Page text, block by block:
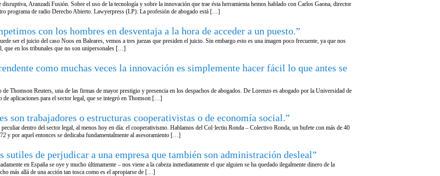
Aranzadi Fusión. Sobre el uso de la tecnología y sobre la innovación que trae ésta herramienta hemos hablado con Carlos Gaona, director
programa de radio Derecho Abierto. Lawyerpress (LP): La profesión de abogado está […]
con los hombres en desventaja a la hora de acceder a un puesto.”
ser el juicio del caso Noos en Baleares, vemos a tres juezas que presiden el juicio. Sin embargo esto es una imagen poco frecuente, ya que nos
que en los tribunales que no son unipersonales […]
como muchas veces la innovación es simplemente hacer fácil lo que antes se
Thomson Reuters, una de las firmas de mayor prestigio y presencia en los despachos de abogados. De Lorenzo es abogado por la Universidad de
aplicaciones para el sector legal, que se integró en Thomson […]
son trabajadores o estructuras cooperativistas o de economía social.”
dentro del sector legal, al menos hoy en día: el cooperativismo. Hablamos del Col·lectiu Ronda – Colectivo Ronda, un bufete con más de 40
y por aquel entonces se dedicaba fundamentalmente al asesoramiento […]
de perjudicar a una empresa que también son administración desleal”
en España se oye y mucho últimamente – nos viene a la cabeza inmediatamente el que alguien se ha quedado ilegalmente dinero de la
más allá de una acción tan tosca como es el apropiarse de […]